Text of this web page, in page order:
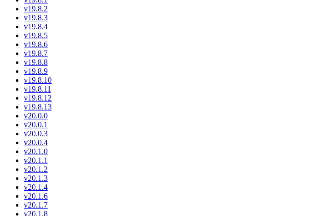
v19.8.2
v19.8.3
v19.8.4
v19.8.5
v19.8.6
v19.8.7
v19.8.8
v19.8.9
v19.8.10
v19.8.11
v19.8.12
v19.8.13
v20.0.0
v20.0.1
v20.0.3
v20.0.4
v20.1.0
v20.1.1
v20.1.2
v20.1.3
v20.1.4
v20.1.6
v20.1.7
v20.1.8